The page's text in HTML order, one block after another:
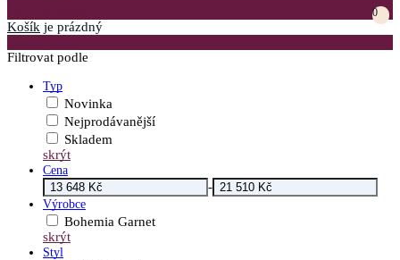
0
Košík je prázdný
Filtrovat podle
Typ
Novinka
Nejprodávanější
Skladem
skrýt
Cena
-
Výrobce
Bohemia Garnet
skrýt
Styl